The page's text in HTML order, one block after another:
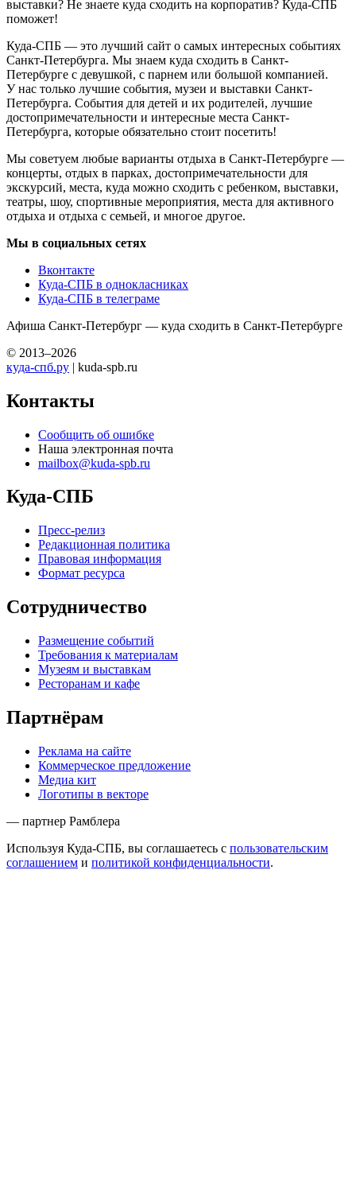
выставки? Не знаете куда сходить на корпоратив? Куда-СПБ
поможет!
Куда-СПБ — это лучший сайт о самых интересных событиях
Санкт-Петербурга. Мы знаем куда сходить в Санкт-
Петербурге с девушкой, с парнем или большой компанией.
У нас только лучшие события, музеи и выставки Санкт-
Петербурга. События для детей и их родителей, лучшие
достопримечательности и интересные места Санкт-
Петербурга, которые обязательно стоит посетить!
Мы советуем любые варианты отдыха в Санкт-Петербурге —
концерты, отдых в парках, достопримечательности для
экскурсий, места, куда можно сходить с ребенком, выставки,
театры, шоу, спортивные мероприятия, места для активного
отдыха и отдыха с семьей, и многое другое.
Мы в социальных сетях
Вконтакте
Куда-СПБ в однокласниках
Куда-СПБ в телеграме
Афиша Санкт-Петербург — куда сходить в Санкт-Петербурге
© 2013–2026
куда-спб.ру | kuda-spb.ru
Контакты
Сообщить об ошибке
Наша электронная почта
mailbox@kuda-spb.ru
Куда-СПБ
Пресс-релиз
Редакционная политика
Правовая информация
Формат ресурса
Сотрудничество
Размещение событий
Требования к материалам
Музеям и выставкам
Ресторанам и кафе
Партнёрам
Реклама на сайте
Коммерческое предложение
Медиа кит
Логотипы в векторе
— партнер Рамблера
Используя Куда-СПБ, вы соглашаетесь с пользовательским
соглашением и политикой конфиденциальности.